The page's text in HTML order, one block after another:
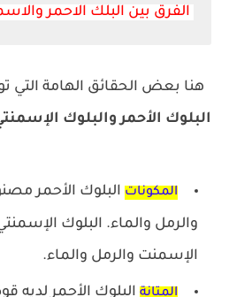
الفرق بين البلك الاحمر
هنا بعض الحقائق الهامة التي
البلوك الأحمر والبلوك
المكونات البلوك الأحمر
والرمل والماء. البلوك
الإسمنت والرمل والماء.
المتانة البلوك الأحمر لديه